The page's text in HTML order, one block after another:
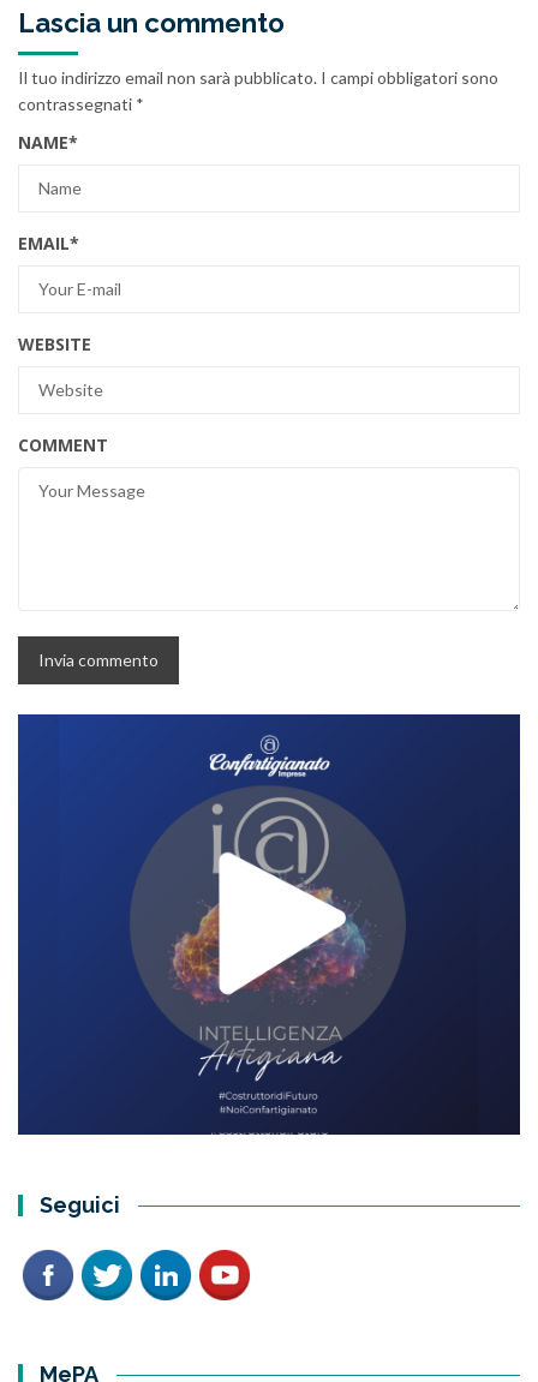
Lascia un commento
Il tuo indirizzo email non sarà pubblicato. I campi obbligatori sono
contrassegnati *
NAME*
EMAIL*
WEBSITE
COMMENT
Seguici
MePA